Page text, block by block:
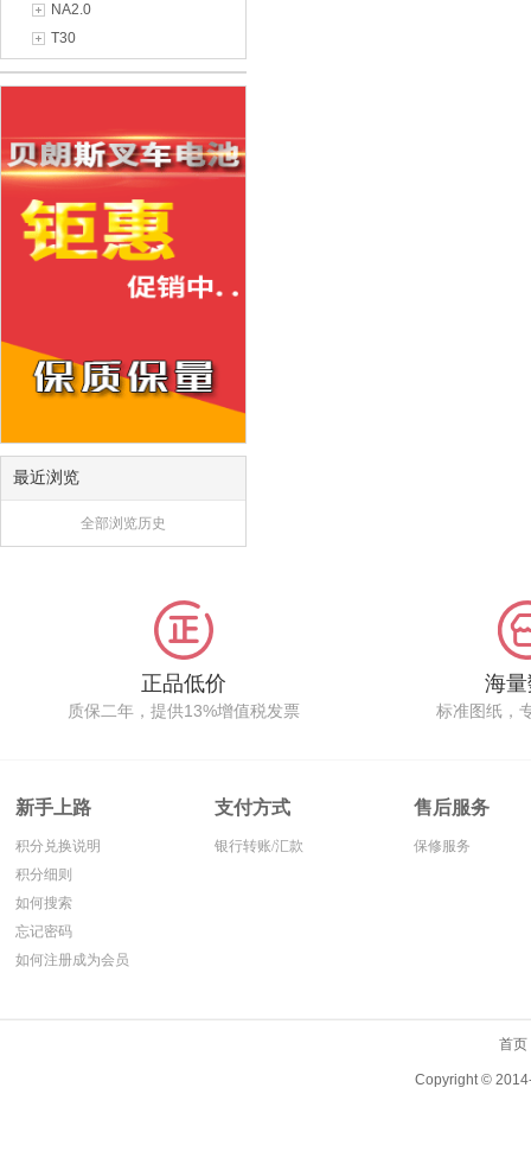
NA2.0
T30
最近浏览
全部浏览历史
正品低价
质保二年，提供13%增值税发票
海
标准图纸，
新手上路
积分兑换说明
积分细则
如何搜索
忘记密码
如何注册成为会员
支付方式
银行转账/汇款
售后服务
保修服务
首页
Copyright ©